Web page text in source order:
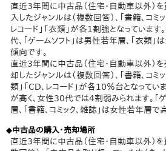
直近3年間に中古品（住宅・自動車以外）
入したジャンルは（複数回答）、「書籍、コミ
レコード」「衣類」が各1割強となっています
代、「ゲームソフト」は男性若年層、「衣類
傾向です。
直近3年間に中古品（住宅・自動車以外）
却したジャンルは（複数回答）、「書籍、コミ
類」「CD、レコード」が各10％台となってい
が高く、女性30代では4割弱みられます。「
層、「書籍、コミック、雑誌」は女性若年層で
◆中古品の購入・売却場所
直近3年間に中古品（住宅・自動車以外）